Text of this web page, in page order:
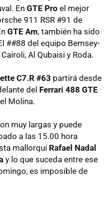
En GTE Pro el mejor
911 RSR #91 de
GTE Am, también ha sido
##88 del equipo Bemsey-
Al Qubaisi y Roda.
C7.R #63 partirá desde
del Ferrari 488 GTE
Molina.
muy largas y puede
a las 15.00 hora
mallorquí Rafael Nadal
y lo que suceda entre ese
es imposible de